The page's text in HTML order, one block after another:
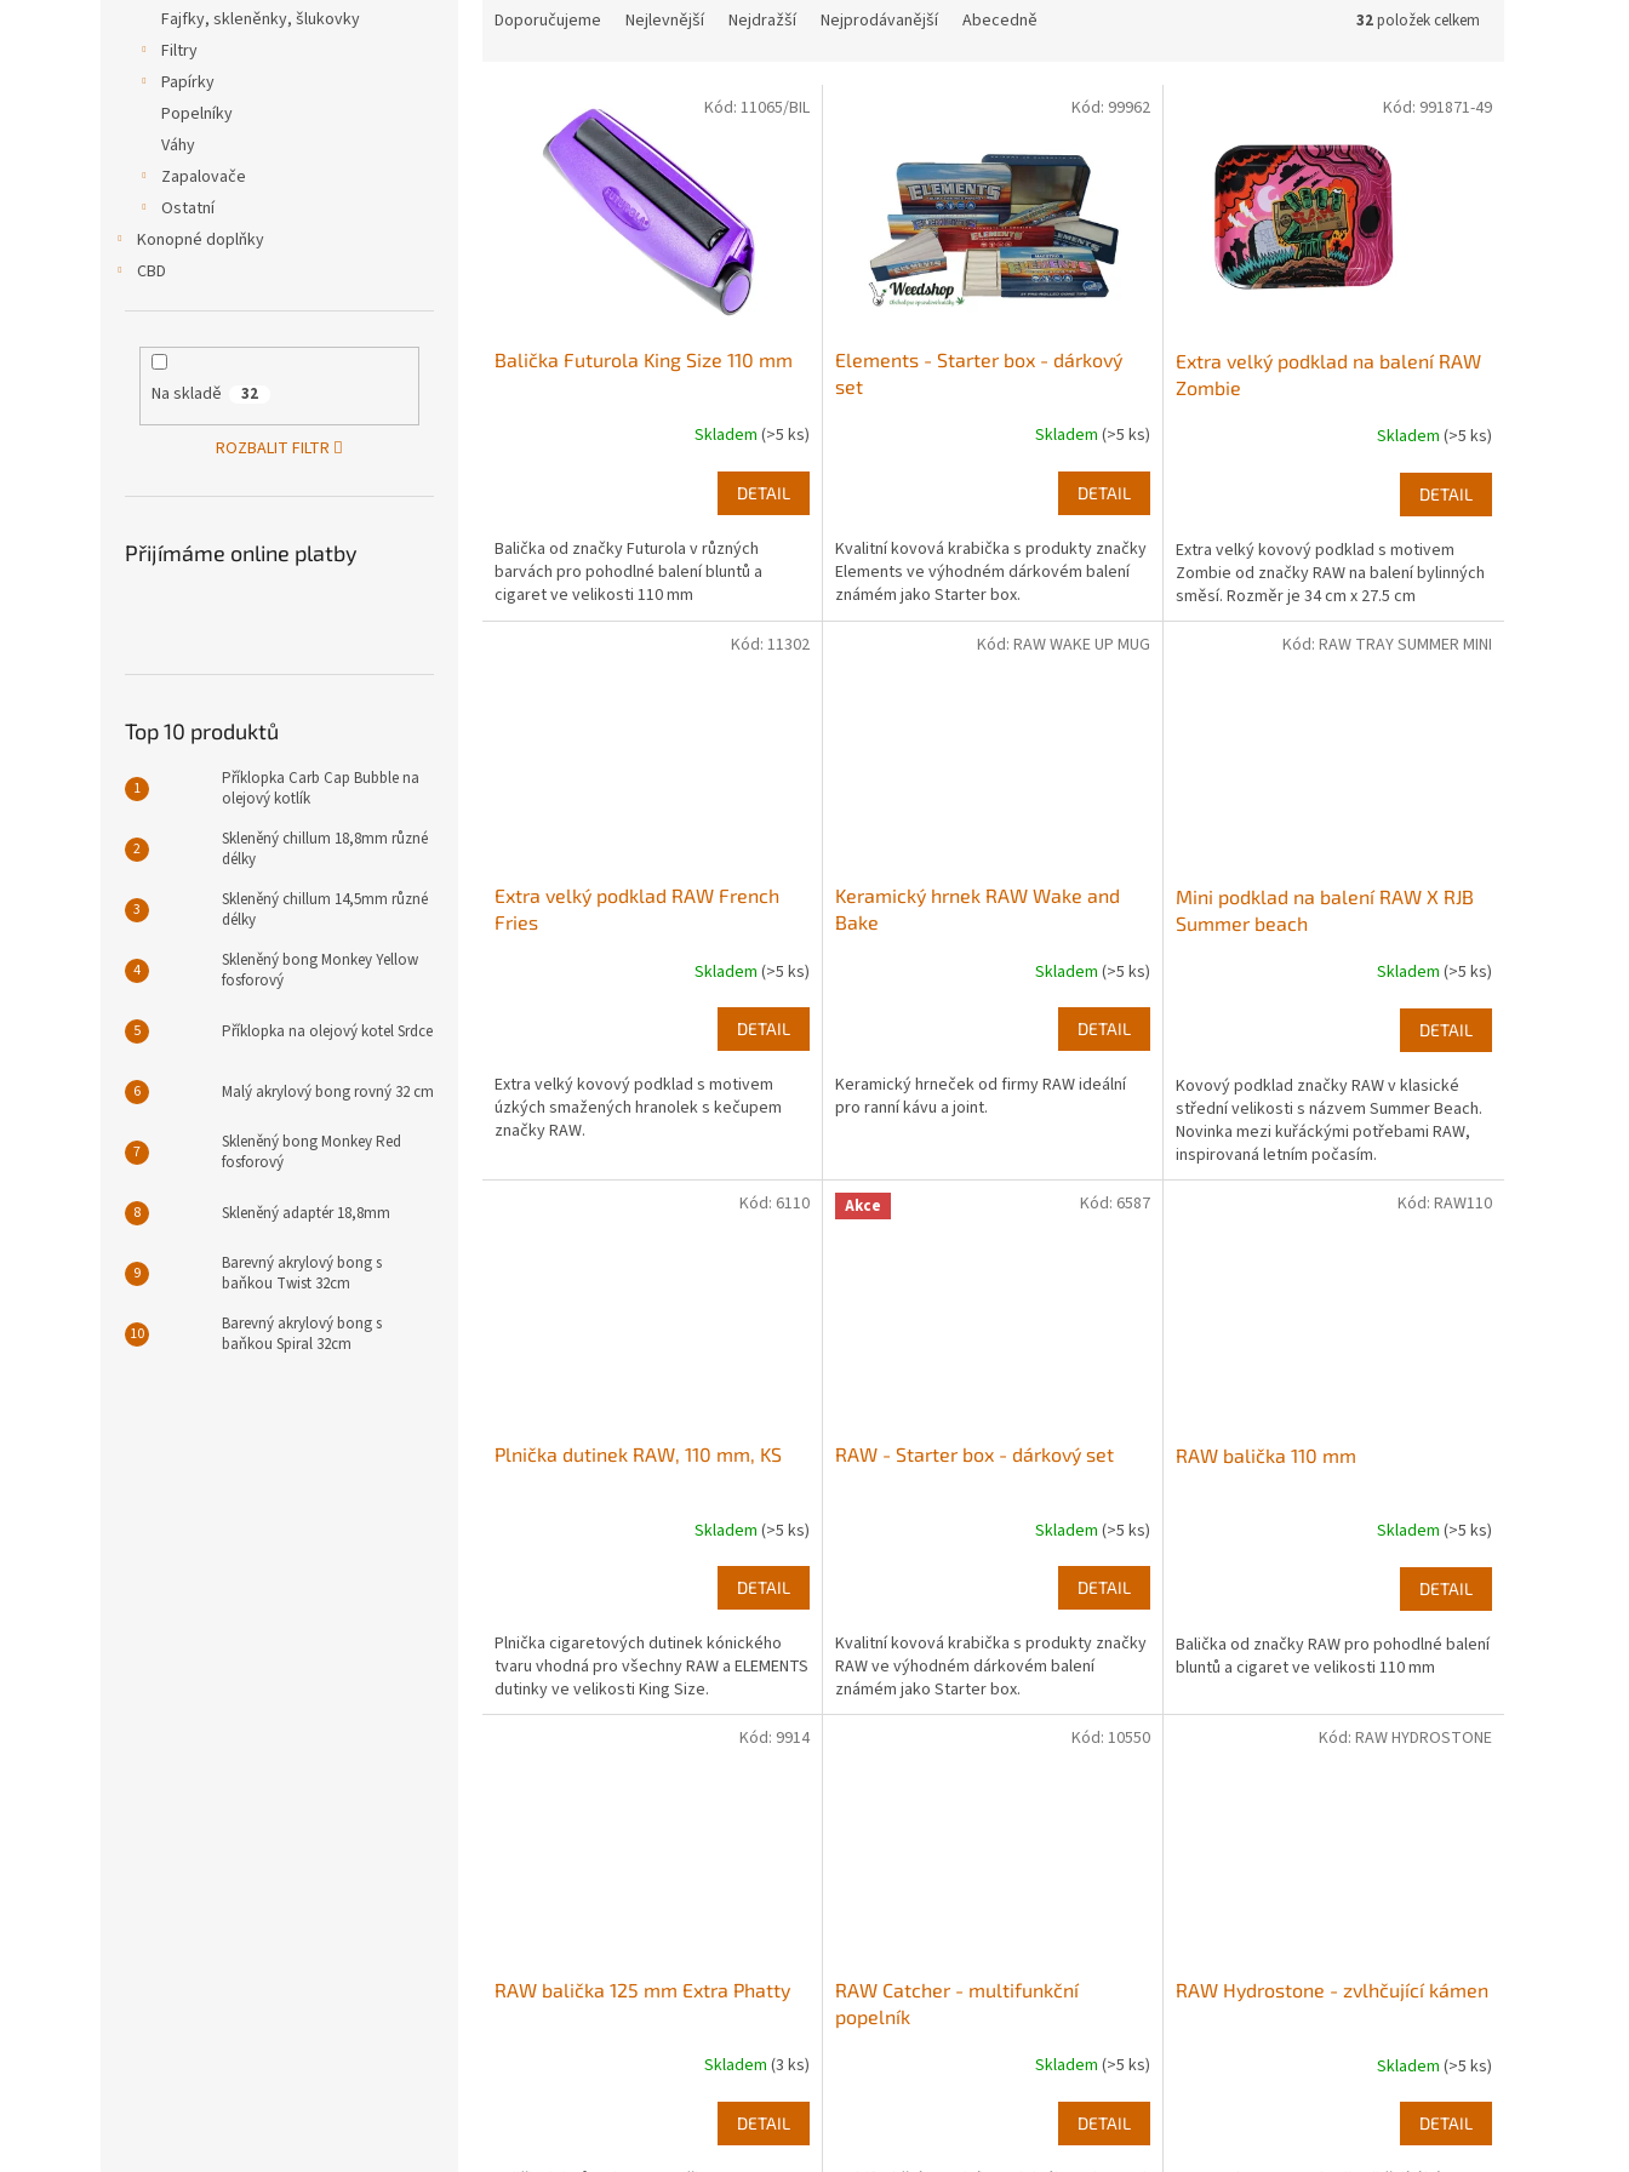
Fajfky, skleněnky, šlukovky
Filtry
Papírky
Popelníky
Váhy
Zapalovače
Ostatní
Konopné doplňky
CBD
Na skladě 32
ROZBALIT FILTR
Přijímáme online platby
Top 10 produktů
Příklopka Carb Cap Bubble na
olejový kotlík
Skleněný chillum 18,8mm různé
délky
Skleněný chillum 14,5mm různé
délky
Skleněný bong Monkey Yellow
fosforový
Příklopka na olejový kotel Srdce
Malý akrylový bong rovný 32 cm
Skleněný bong Monkey Red
fosforový
Skleněný adaptér 18,8mm
Barevný akrylový bong s
baňkou Twist 32cm
Barevný akrylový bong s
baňkou Spiral 32cm
Doporučujeme Nejlevnější Nejdražší Nejprodávanější Abecedně 32položek celkem
Balička Futurola King Size 110 mm
Skladem (>5 ks)
DETAIL
Balička od značky Futurola v různých
barvách pro pohodlné balení bluntů a
cigaret ve velikosti 110 mm
Kód: 11065/BIL
Elements - Starter box - dárkový
set
Skladem (>5 ks)
DETAIL
Kvalitní kovová krabička s produkty značky
Elements ve výhodném dárkovém balení
známém jako Starter box.
Kód: 99962
Extra velký podklad na balení RAW
Zombie
Skladem (>5 ks)
DETAIL
Extra velký kovový podklad s motivem
Zombie od značky RAW na balení bylinných
směsí. Rozměr je 34 cm x 27.5 cm
Kód: 991871-49
Extra velký podklad RAW French
Fries
Skladem (>5 ks)
DETAIL
Extra velký kovový podklad s motivem
úzkých smažených hranolek s kečupem
značky RAW.
Kód: 11302
Keramický hrnek RAW Wake and
Bake
Skladem (>5 ks)
DETAIL
Keramický hrneček od firmy RAW ideální
pro ranní kávu a joint.
Kód: RAW WAKE UP MUG
Mini podklad na balení RAW X RJB
Summer beach
Skladem (>5 ks)
DETAIL
Kovový podklad značky RAW v klasické
střední velikosti s názvem Summer Beach.
Novinka mezi kuřáckými potřebami RAW,
inspirovaná letním počasím.
Kód: RAW TRAY SUMMER MINI
Plnička dutinek RAW, 110 mm, KS
Skladem (>5 ks)
DETAIL
Plnička cigaretových dutinek kónického
tvaru vhodná pro všechny RAW a ELEMENTS
dutinky ve velikosti King Size.
Kód: 6110 Akce
RAW - Starter box - dárkový set
Skladem (>5 ks)
DETAIL
Kvalitní kovová krabička s produkty značky
RAW ve výhodném dárkovém balení
známém jako Starter box.
Kód: 6587
RAW balička 110 mm
Skladem (>5 ks)
DETAIL
Balička od značky RAW pro pohodlné balení
bluntů a cigaret ve velikosti 110 mm
Kód: RAW110
RAW balička 125 mm Extra Phatty
Skladem (3 ks)
DETAIL
Kód: 9914
RAW Catcher - multifunkční
popelník
Skladem (>5 ks)
DETAIL
Kód: 10550
RAW Hydrostone - zvlhčující kámen
Skladem (>5 ks)
DETAIL
Kód: RAW HYDROSTONE